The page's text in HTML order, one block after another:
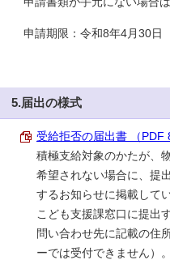
申請期限：令和8年4月30日
5.届出の様式
受給拒否の届出書 （PDF
積極支給対象のかたが、
希望されない場合に、提
するお知らせに掲載して
こども支援課窓口に提出
問い合わせ先に記載の住
ーでは受付できません）。